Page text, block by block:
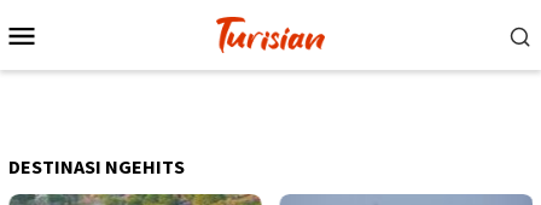
ke
Mobile
DESTINASI NGEHITS